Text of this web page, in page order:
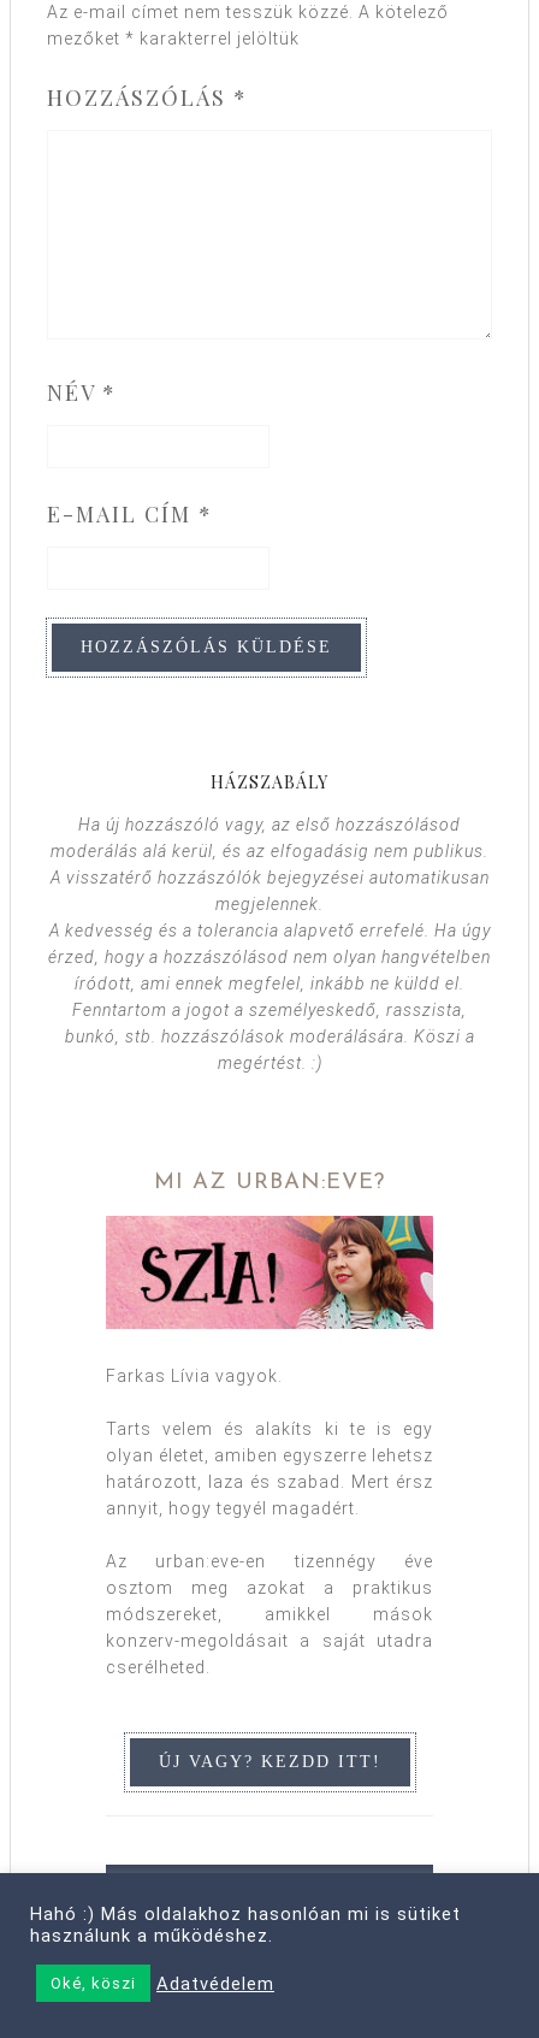
Az e-mail címet nem tesszük közzé. A kötelező
mezőket * karakterrel jelöltük
HOZZÁSZÓLÁS *
NÉV *
E-MAIL CÍM *
HÁZSZABÁLY
Ha új hozzászóló vagy, az első hozzászólásod
moderálás alá kerül, és az elfogadásig nem publikus.
A visszatérő hozzászólók bejegyzései automatikusan
megjelennek.
A kedvesség és a tolerancia alapvető errefelé. Ha úgy
érzed, hogy a hozzászólásod nem olyan hangvételben
íródott, ami ennek megfelel, inkább ne küldd el.
Fenntartom a jogot a személyeskedő, rasszista,
bunkó, stb. hozzászólások moderálására. Köszi a
megértést. :)
MI AZ URBAN:EVE?
Farkas Lívia vagyok.
Tarts velem és alakíts ki te is egy
olyan életet, amiben egyszerre lehetsz
határozott, laza és szabad. Mert érsz
annyit, hogy tegyél magadért.
Az urban:eve-en tizennégy éve
osztom meg azokat a praktikus
módszereket, amikkel mások
konzerv-megoldásait a saját utadra
cserélheted.
RAJTA VAGY A LISTÁN?
Csatlakozz a hírlevelem
harmincezres közösségéhez!
Hahó :) Más oldalakhoz hasonlóan mi is sütiket
használunk a működéshez.
Oké, köszi Adatvédelem